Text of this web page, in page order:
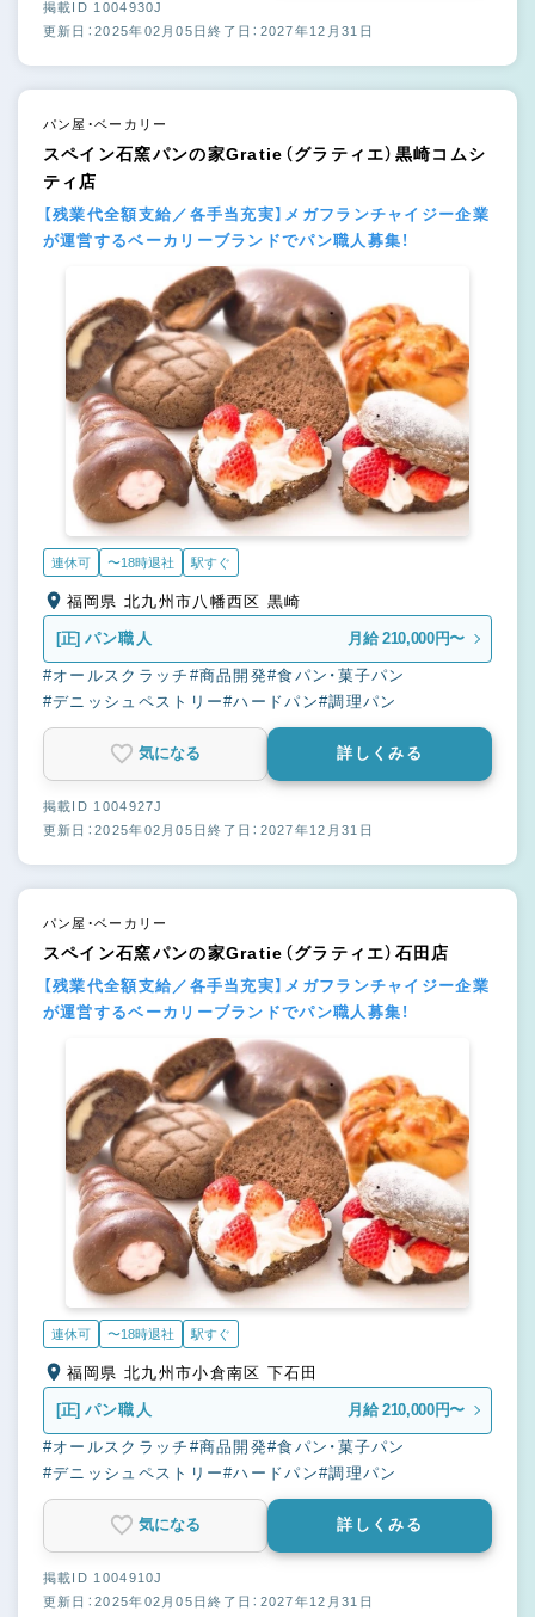
掲載ID 1004930J
更新日：2025年02月05日終了日：2027年12月31日
パン屋・ベーカリー
スペイン石窯パンの家Gratie（グラティエ）黒崎コムシ
ティ店
【残業代全額支給／各手当充実】メガフランチャイジー企業
が運営するベーカリーブランドでパン職人募集！
連休可 〜18時退社 駅すぐ
福岡県 北九州市八幡西区 黒崎
[正] パン職人 月給 210,000円〜
#オールスクラッチ #商品開発#食パン・菓子パン
#デニッシュペストリー#ハードパン#調理パン
気になる 詳しくみる
掲載ID 1004927J
更新日：2025年02月05日終了日：2027年12月31日
パン屋・ベーカリー
スペイン石窯パンの家Gratie（グラティエ）石田店
【残業代全額支給／各手当充実】メガフランチャイジー企業
が運営するベーカリーブランドでパン職人募集！
連休可 〜18時退社 駅すぐ
福岡県 北九州市小倉南区 下石田
[正] パン職人 月給 210,000円〜
#オールスクラッチ #商品開発#食パン・菓子パン
#デニッシュペストリー#ハードパン#調理パン
気になる 詳しくみる
掲載ID 1004910J
更新日：2025年02月05日終了日：2027年12月31日